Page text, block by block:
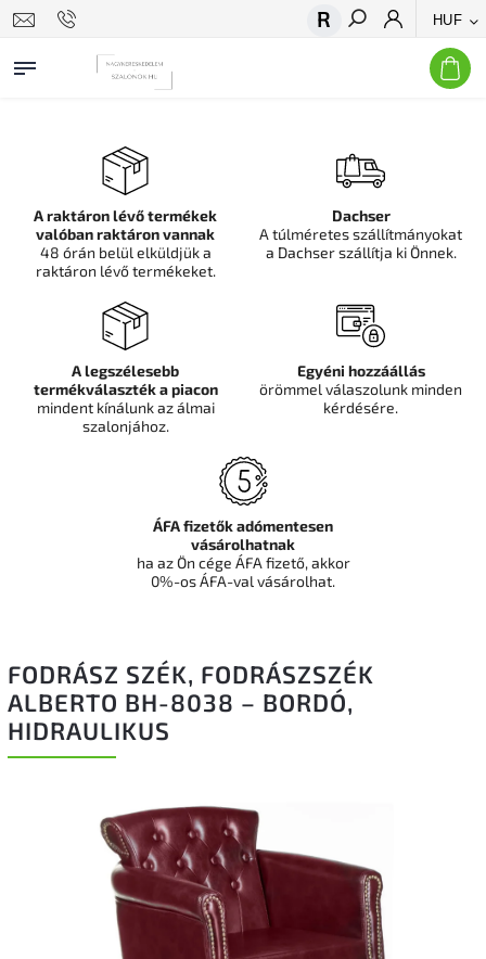
HUF
Keresés
FODRÁSZ SZÉK, FODRÁSZSZÉK
ALBERTO BH-8038 – BORDÓ,
HIDRAULIKUS
A raktáron lévő termékek
valóban raktáron vannak
48 órán belül elküldjük a
raktáron lévő termékeket.
Dachser
A túlméretes szállítmányokat
a Dachser szállítja ki Önnek.
A legszélesebb
termékválaszték a piacon
mindent kínálunk az álmai
szalonjához.
Egyéni hozzáállás
örömmel válaszolunk minden
kérdésére.
ÁFA fizetők adómentesen
vásárolhatnak
ha az Ön cége ÁFA fizető, akkor
0%-os ÁFA-val vásárolhat.